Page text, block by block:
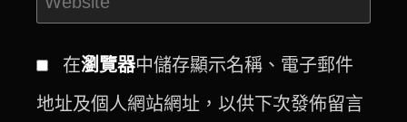
在瀏覽器中儲存顯示名稱、電子郵件
地址及個人網站網址，以供下次發佈留言